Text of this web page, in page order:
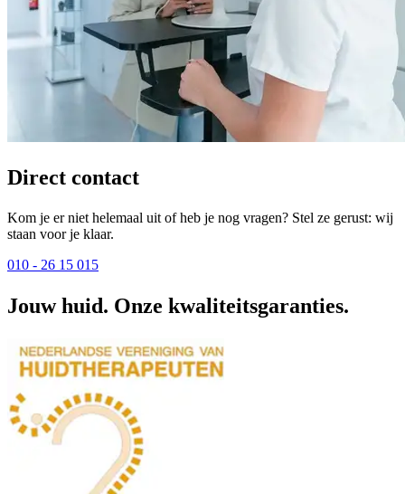
Direct contact
Kom je er niet helemaal uit of heb je nog vragen? Stel ze gerust: wij
staan voor je klaar.
010 - 26 15 015
Jouw huid. Onze kwaliteitsgaranties.